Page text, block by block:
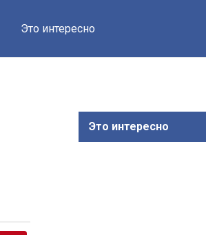
Это интересно
Это интересно